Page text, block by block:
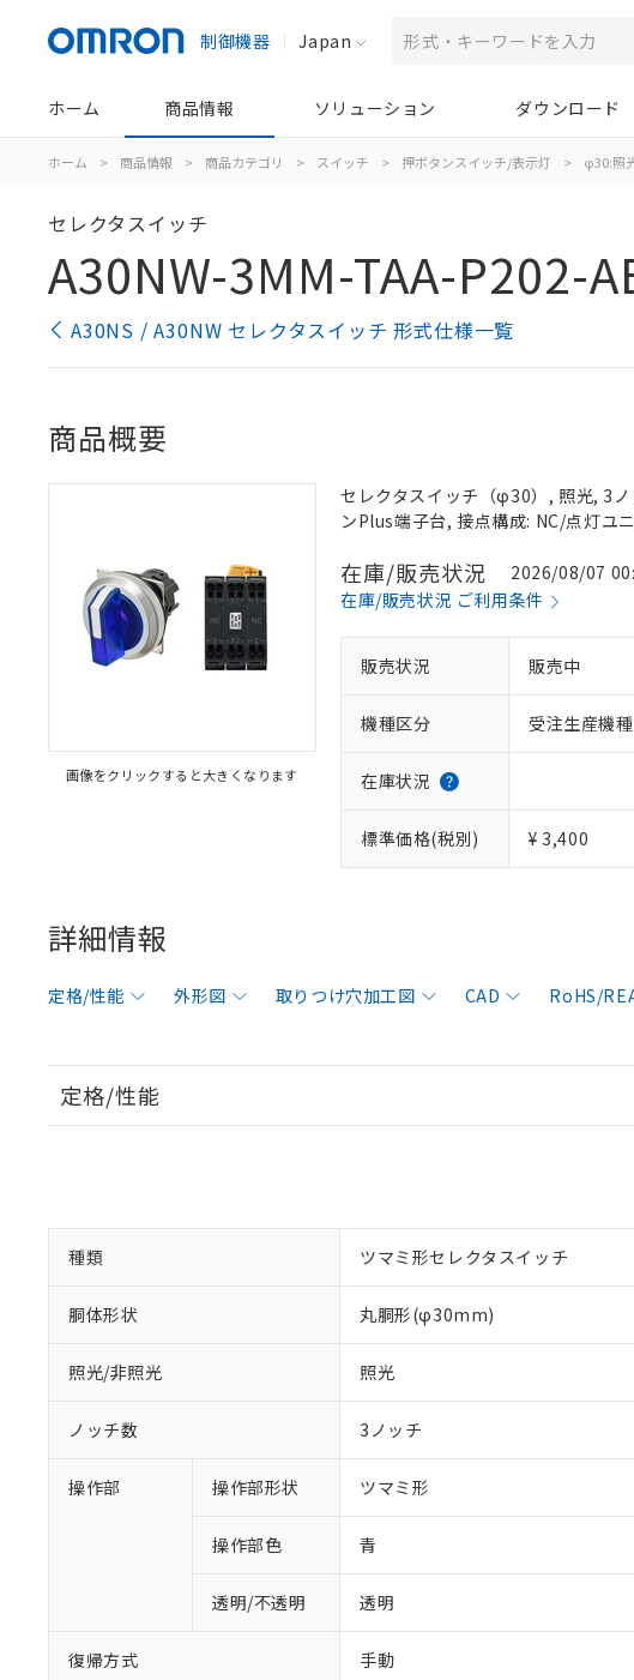
制御機器 Japan
ホーム 商品情報 ソリューション ダウンロード
ホーム > 商品情報 > 商品カテゴリ > スイッチ > 押ボタンスイッチ/表示灯 > φ30:照
セレクタスイッチ
A30NW-3MM-TAA-P202-
A30NS / A30NW セレクタスイッチ 形式仕様一覧
商品概要
画像をクリックすると大きくなります
セレクタスイッチ（φ30）, 照光, 3
ンPlus端子台, 接点構成: NC/点灯ユ
在庫/販売状況
2026/08/07
在庫/販売状況 ご利用条件
販売状況 販売中
機種区分 受注生産機種
在庫状況
標準価格(税別) ¥ 3,400
詳細情報
定格/性能 外形図 取りつけ穴加工図 CAD RoHS/
定格/性能
種類 ツマミ形セレクタスイッチ
胴体形状 丸胴形(φ30mm)
照光/非照光 照光
ノッチ数 3ノッチ
操作部 操作部形状 ツマミ形
操作部色 青
透明/不透明 透明
復帰方式 手動